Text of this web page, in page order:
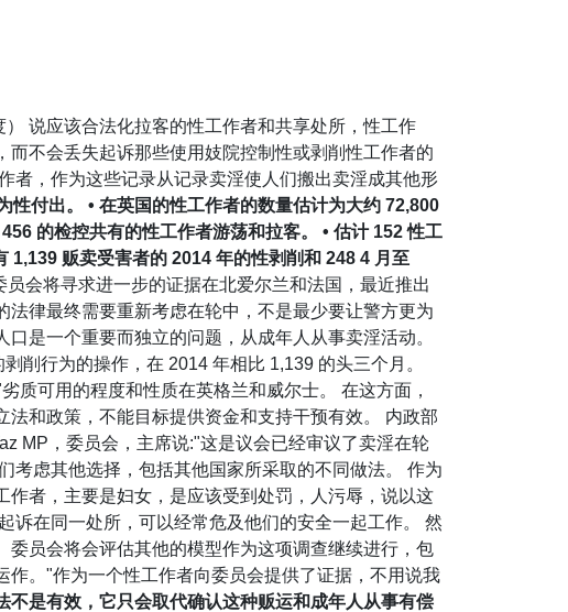
说应该合法化拉客的性工作者和共享处所，性工作
不会丢失起诉那些使用妓院控制性或剥削性工作者的
者，作为这些记录从记录卖淫使人们搬出卖淫成其他形
性付出。 • 在英国的性工作者的数量估计为大约 72,800
的检控共有的性工作者游荡和拉客。 • 估计 152 性工
1,139 贩卖受害者的 2014 年的性剥削和 248 4 月至
会将寻求进一步的证据在北爱尔兰和法国，最近推出
律最终需要重新考虑在轮中，不是最少要让警方更为
是一个重要而独立的问题，从成年人从事卖淫活动。
削行为的操作，在 2014 年相比 1,139 的头三个月。
质可用的程度和性质在英格兰和威尔士。 在这方面，
和政策，不能目标提供资金和支持干预有效。 内政部
MP，委员会，主席说:"这是议会已经审议了卖淫在轮
考虑其他选择，包括其他国家所采取的不同做法。 作为
者，主要是妇女，是应该受到处罚，人污辱，说以这
诉在同一处所，可以经常危及他们的安全一起工作。 然
员会将会评估其他的模型作为这项调查继续进行，包
。"作为一个性工作者向委员会提供了证据，不用说我
是有效，它只会取代确认这种贩运和成年人从事有偿